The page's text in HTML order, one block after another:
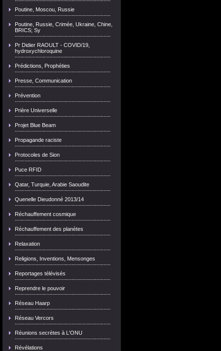
Poutine, Moscou, Russie
Poutine, Russie, Crimée, Ukraine, Chine,
BRICS; Sy
Pr Didier RAOULT - COVID/19,
hydroxychloroquine
Prédictions, Prophéties
Presse, Communication
Prévention
Prière Universelle
Projet Blue Beam
Propagande raciste
Protocoles de Sion
Puce RFID
Qatar, Turquie, Arabie Saoudite
Quenelle Dieudonné 2013/14
Réchauffement cosmique
Réchauffement des planètes
Relaxation
Religions, Inventions, Mensonges
Reportages télévisés
Reprendre le pouvoir
Réseau Haarp
Réseau Vercors
Réunions secrètes à L'ONU
Révélations